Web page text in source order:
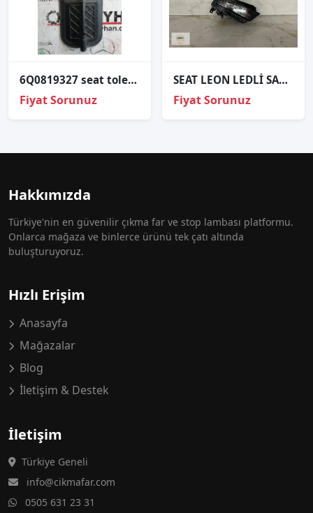
6Q0819327 seat toledo kalorifer kazanı hava kanalı kapağı
Fiyat Sorunuz
SEAT LEON LEDLİ SAĞ SİS FARI ORJİNAL
Fiyat Sorunuz
Hakkımızda
Türkiye'nin en güvenilir çıkma far ve stop lambası platformu.
Onlarca mağaza ve binlerce ürünü tek çatı altında
buluşturuyoruz.
Hızlı Erişim
Anasayfa
Mağazalar
Blog
İletişim & Destek
İletişim
Türkiye Geneli
info@cikmafar.com
0505 631 23 31